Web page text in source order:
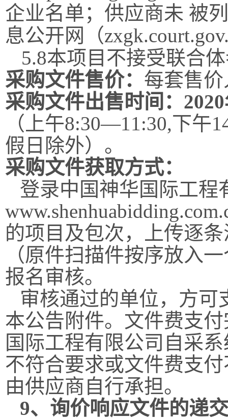
企业名单；供应商未 被
息公开网（
5.8本项目不接受联合
采购文件售价： 每套售
采购文件出售时间： 2020
（上午8:30—11:30,下午
假日除外）。
采购文件获取方式：
登录中国神华国际工程
的项目及包次，上传逐
（原件扫描件按序放入
报名审核。
审核通过的单位，方可
本公告附件。文件费支
国际工程有限公司自采
不符合要求或文件费支
由供应商自行承担。
9、询价响应文件的递